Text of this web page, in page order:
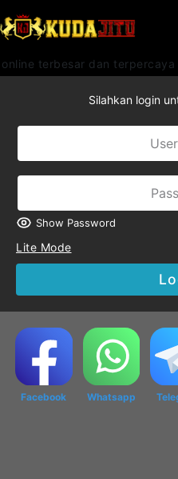
terbesar dan terpercaya
Silahkan login
Show Password
Lite Mode
Facebook Whatsapp